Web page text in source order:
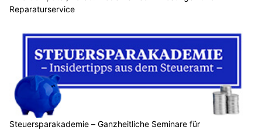
Reparaturservice
Steuersparakademie – Ganzheitliche Seminare für